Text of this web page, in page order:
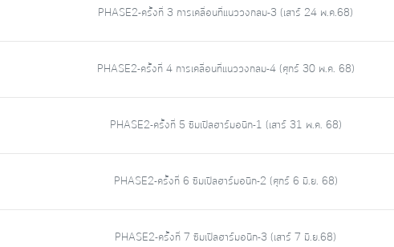
PHASE2-ครั้งที่ 3 การเคลื่อนที่แนววงกลม-3 (เสาร์ 24 พ.ค.68)
PHASE2-ครั้งที่ 4 การเคลื่อนที่แนววงกลม-4 (ศุกร์ 30 พ.ค. 68)
PHASE2-ครั้งที่ 5 ซิมเปิลฮาร์มอนิก-1 (เสาร์ 31 พ.ค. 68)
PHASE2-ครั้งที่ 6 ซิมเปิลฮาร์มอนิก-2 (ศุกร์ 6 มิ.ย. 68)
PHASE2-ครั้งที่ 7 ซิมเปิลฮาร์มอนิก-3 (เสาร์ 7 มิ.ย.68)